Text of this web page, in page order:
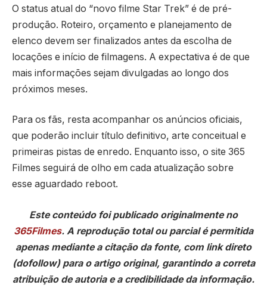
O status atual do “novo filme Star Trek” é de pré-
produção. Roteiro, orçamento e planejamento de
elenco devem ser finalizados antes da escolha de
locações e início de filmagens. A expectativa é de que
mais informações sejam divulgadas ao longo dos
próximos meses.
Para os fãs, resta acompanhar os anúncios oficiais,
que poderão incluir título definitivo, arte conceitual e
primeiras pistas de enredo. Enquanto isso, o site 365
Filmes seguirá de olho em cada atualização sobre
esse aguardado reboot.
Este conteúdo foi publicado originalmente no
365Filmes. A reprodução total ou parcial é permitida
apenas mediante a citação da fonte, com link direto
(dofollow) para o artigo original, garantindo a correta
atribuição de autoria e a credibilidade da informação.